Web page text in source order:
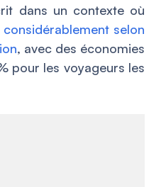
dans un contexte où
selon
, avec des économies
pour les voyageurs les